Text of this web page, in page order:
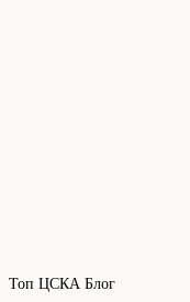
Топ ЦСКА Блог